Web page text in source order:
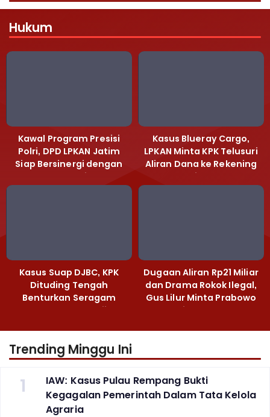
Hukum
Kawal Program Presisi
Polri, DPD LPKAN Jatim
Siap Bersinergi dengan
Polda Jatim
Kasus Blueray Cargo,
LPKAN Minta KPK Telusuri
Aliran Dana ke Rekening
Heri Black
Kasus Suap DJBC, KPK
Dituding Tengah
Benturkan Seragam
Cokelat dengan Hijau
Dugaan Aliran Rp21 Miliar
dan Drama Rokok Ilegal,
Gus Lilur Minta Prabowo
Bertindak Tegas
Trending Minggu Ini
1
IAW: Kasus Pulau Rempang Bukti
Kegagalan Pemerintah Dalam Tata Kelola
Agraria